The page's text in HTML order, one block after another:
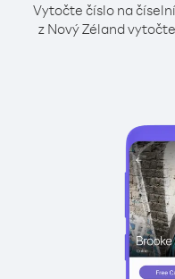
Vytočte číslo na
z Nový Zéland